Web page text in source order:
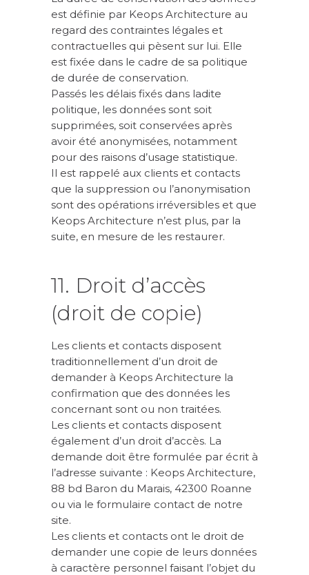
est définie par Keops Architecture au
regard des contraintes légales et
contractuelles qui pèsent sur lui. Elle
est fixée dans le cadre de sa politique
de durée de conservation.
Passés les délais fixés dans ladite
politique, les données sont soit
supprimées, soit conservées après
avoir été anonymisées, notamment
pour des raisons d’usage statistique.
Il est rappelé aux clients et contacts
que la suppression ou l’anonymisation
sont des opérations irréversibles et que
Keops Architecture n’est plus, par la
suite, en mesure de les restaurer.
11. Droit d’accès
(droit de copie)
Les clients et contacts disposent
traditionnellement d’un droit de
demander à Keops Architecture la
confirmation que des données les
concernant sont ou non traitées.
Les clients et contacts disposent
également d’un droit d’accès. La
demande doit être formulée par écrit à
l’adresse suivante : Keops Architecture,
88 bd Baron du Marais, 42300 Roanne
ou via le formulaire contact de notre
site.
Les clients et contacts ont le droit de
demander une copie de leurs données
à caractère personnel faisant l’objet du